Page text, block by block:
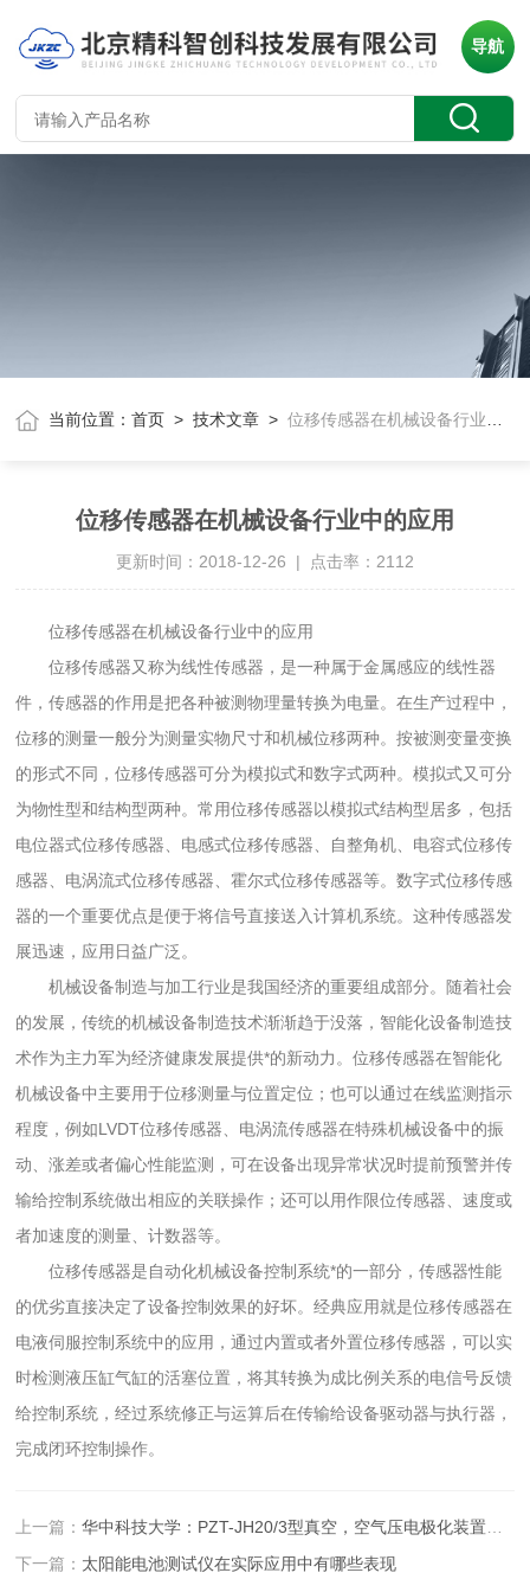
导航
当前位置：首页 >技术文章 >位移传感器在机械设备行业中的应用
位移传感器在机械设备行业中的应用
更新时间：2018-12-26 | 点击率：2112
位移传感器在机械设备行业中的应用
位移传感器又称为线性传感器，是一种属于金属感应的线性器
件，传感器的作用是把各种被测物理量转换为电量。在生产过程中，
位移的测量一般分为测量实物尺寸和机械位移两种。按被测变量变换
的形式不同，位移传感器可分为模拟式和数字式两种。模拟式又可分
为物性型和结构型两种。常用位移传感器以模拟式结构型居多，包括
电位器式位移传感器、电感式位移传感器、自整角机、电容式位移传
感器、电涡流式位移传感器、霍尔式位移传感器等。数字式位移传感
器的一个重要优点是便于将信号直接送入计算机系统。这种传感器发
展迅速，应用日益广泛。
机械设备制造与加工行业是我国经济的重要组成部分。随着社会
的发展，传统的机械设备制造技术渐渐趋于没落，智能化设备制造技
术作为主力军为经济健康发展提供*的新动力。位移传感器在智能化
机械设备中主要用于位移测量与位置定位；也可以通过在线监测指示
程度，例如LVDT位移传感器、电涡流传感器在特殊机械设备中的振
动、涨差或者偏心性能监测，可在设备出现异常状况时提前预警并传
输给控制系统做出相应的关联操作；还可以用作限位传感器、速度或
者加速度的测量、计数器等。
位移传感器是自动化机械设备控制系统*的一部分，传感器性能
的优劣直接决定了设备控制效果的好坏。经典应用就是位移传感器在
电液伺服控制系统中的应用，通过内置或者外置位移传感器，可以实
时检测液压缸气缸的活塞位置，将其转换为成比例关系的电信号反馈
给控制系统，经过系统修正与运算后在传输给设备驱动器与执行器，
完成闭环控制操作。
上一篇：华中科技大学：PZT-JH20/3型真空，空气压电极化装置投入使用!
下一篇： 太阳能电池测试仪在实际应用中有哪些表现